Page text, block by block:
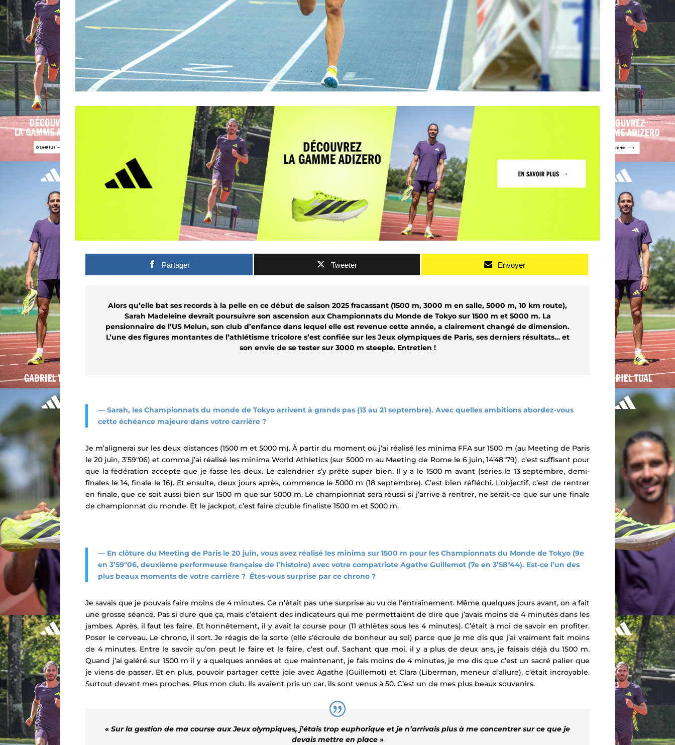
Partager Tweeter Envoyer
Alors qu’elle bat ses records à la pelle en ce début de saison 2025 fracassant (1500 m, 3000 m en salle, 5000 m, 10 km route),
Sarah Madeleine devrait poursuivre son ascension aux Championnats du Monde de Tokyo sur 1500 m et 5000 m. La
pensionnaire de l’US Melun, son club d’enfance dans lequel elle est revenue cette année, a clairement changé de dimension.
L’une des figures montantes de l’athlétisme tricolore s’est confiée sur les Jeux olympiques de Paris, ses derniers résultats… et
son envie de se tester sur 3000 m steeple. Entretien !
— Sarah, les Championnats du monde de Tokyo arrivent à grands pas (13 au 21 septembre). Avec quelles ambitions abordez-vous
cette échéance majeure dans votre carrière ?
Je m’alignerai sur les deux distances (1500 m et 5000 m). À partir du moment où j’ai réalisé les minima FFA sur 1500 m (au Meeting de Paris
le 20 juin, 3’59″06) et comme j’ai réalisé les minima World Athletics (sur 5000 m au Meeting de Rome le 6 juin, 14’48″79), c’est suffisant pour
que la fédération accepte que je fasse les deux. Le calendrier s’y prête super bien. Il y a le 1500 m avant (séries le 13 septembre, demi-
finales le 14, finale le 16). Et ensuite, deux jours après, commence le 5000 m (18 septembre). C’est bien réfléchi. L’objectif, c’est de rentrer
en finale, que ce soit aussi bien sur 1500 m que sur 5000 m. Le championnat sera réussi si j’arrive à rentrer, ne serait-ce que sur une finale
de championnat du monde. Et le jackpot, c’est faire double finaliste 1500 m et 5000 m.
— En clôture du Meeting de Paris le 20 juin, vous avez réalisé les minima sur 1500 m pour les Championnats du Monde de Tokyo (9e
en 3’59″06, deuxième performeuse française de l’histoire) avec votre compatriote Agathe Guillemot (7e en 3’58″44). Est-ce l’un des
plus beaux moments de votre carrière ? Êtes-vous surprise par ce chrono ?
Je savais que je pouvais faire moins de 4 minutes. Ce n’était pas une surprise au vu de l’entraînement. Même quelques jours avant, on a fait
une grosse séance. Pas si dure que ça, mais c’étaient des indicateurs qui me permettaient de dire que j’avais moins de 4 minutes dans les
jambes. Après, il faut les faire. Et honnêtement, il y avait la course pour (11 athlètes sous les 4 minutes). C’était à moi de savoir en profiter.
Poser le cerveau. Le chrono, il sort. Je réagis de la sorte (elle s’écroule de bonheur au sol) parce que je me dis que j’ai vraiment fait moins
de 4 minutes. Entre le savoir qu’on peut le faire et le faire, c’est ouf. Sachant que moi, il y a plus de deux ans, je faisais déjà du 1500 m.
Quand j’ai galéré sur 1500 m il y a quelques années et que maintenant, je fais moins de 4 minutes, je me dis que c’est un sacré palier que
je viens de passer. Et en plus, pouvoir partager cette joie avec Agathe (Guillemot) et Clara (Liberman, meneur d’allure), c’était incroyable.
Surtout devant mes proches. Plus mon club. Ils avaient pris un car, ils sont venus à 50. C’est un de mes plus beaux souvenirs.
« Sur la gestion de ma course aux Jeux olympiques, j’étais trop euphorique et je n’arrivais plus à me concentrer sur ce que je
devais mettre en place »